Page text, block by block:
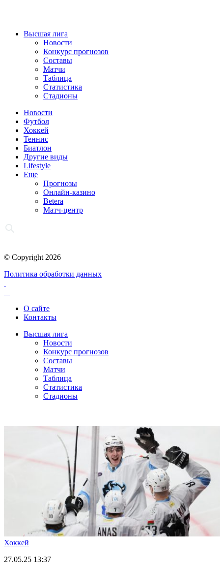
Высшая лига
Новости
Конкурс прогнозов
Составы
Матчи
Таблица
Статистика
Стадионы
Новости
Футбол
Хоккей
Теннис
Биатлон
Другие виды
Lifestyle
Еще
Прогнозы
Онлайн-казино
Betera
Матч-центр
© Copyright 2026
Политика обработки данных
О сайте
Контакты
Высшая лига
Новости
Конкурс прогнозов
Составы
Матчи
Таблица
Статистика
Стадионы
Хоккей
27.05.25 13:37